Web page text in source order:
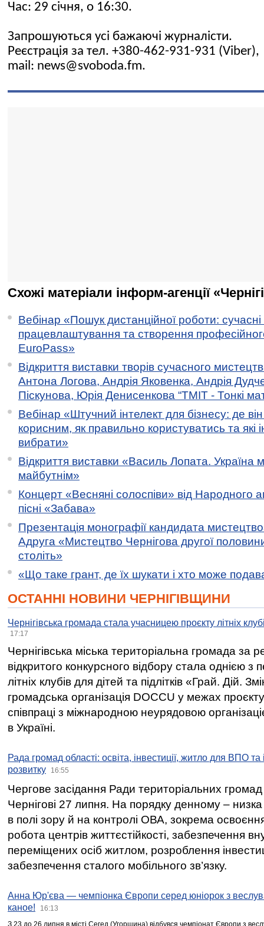
Час: 29 січня, о 16:30.
Запрошуються усі бажаючі журналісти.
Реєстрація за тел. +380-462-931-931 (Viber),
mail: news@svoboda.fm.
Схожі матеріали інформ-агенції
Вебінар «Пошук дистанційної роботи:
працевлаштування та створення
EuroPass»
Відкриття виставки творів сучасного
Антона Логова, Андрія Яковенка, Андрія
Піскунова, Юрія Денисенкова “ТМІТ - Тонкі
Вебінар «Штучний інтелект для бізнесу: де
корисним, як правильно користуватись та які
вибрати»
Відкриття виставки «Василь Лопата. Україна
майбутнім»
Концерт «Весняні солоспіви» від Народного
пісні «Забава»
Презентація монографії кандидата
Адруга «Мистецтво Чернігова другої
століть»
«Що таке грант, де їх шукати і хто може
ОСТАННІ НОВИНИ ЧЕРНІГІВЩИНИ
Чернігівська громада стала учасницею проєкту літніх
17:17
Чернігівська міська територіальна громада за
відкритого конкурсного відбору стала однією
літніх клубів для дітей та підлітків «Грай. Дій.
громадська організація DOCCU у межах
співпраці з міжнародною неурядовою
в Україні.
Рада громад області: освіта, інвестиції, житло для ВПО
розвитку
16:55
Чергове засідання Ради територіальних громад
Чернігові 27 липня. На порядку денному –
в полі зору й на контролі ОВА, зокрема освоєння
робота центрів життєстійкості, забезпечення
переміщених осіб житлом, розроблення
забезпечення сталого мобільного зв’язку.
Анна Юр'єва — чемпіонка Європи серед юніорок з
каное!
16:13
З 23 до 26 липня в місті Сегед (Угорщина) відбувся чемпіонат Європи з